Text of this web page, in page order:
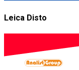
Leica Disto